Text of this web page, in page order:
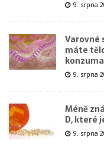
9. srpna
Varovné
máte
9. srpna
Méně
D, které
9. srpna